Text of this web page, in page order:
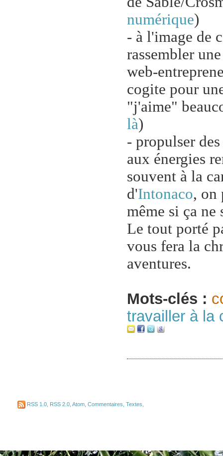
numérique)
- à l'image de
rassembler
web-
cogite pour
"j'aime"
là)
- propulser
aux énergies
souvent à la
d'Intonaco, on
même si ça ne
Le tout porté
vous fera la
aventures.
Mots-clés :
travailler à la
RSS 1.0 RSS 2.0 Atom Commentaires Textes